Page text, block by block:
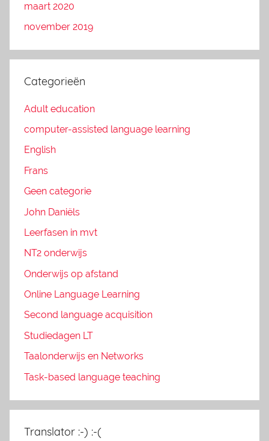
maart 2020
november 2019
Categorieën
Adult education
computer-assisted language learning
English
Frans
Geen categorie
John Daniëls
Leerfasen in mvt
NT2 onderwijs
Onderwijs op afstand
Online Language Learning
Second language acquisition
Studiedagen LT
Taalonderwijs en Networks
Task-based language teaching
Translator :-) :-(